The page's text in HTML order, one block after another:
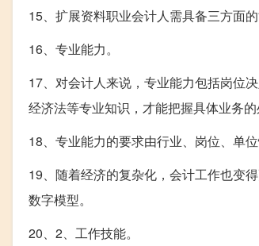
15、扩展资料职业会计人需具备三方面的
16、专业能力。
17、对会计人来说，专业能力包括岗位
经济法等专业知识，才能把握具体业务的
18、专业能力的要求由行业、岗位、单
19、随着经济的复杂化，会计工作也变
数字模型。
20、2、工作技能。